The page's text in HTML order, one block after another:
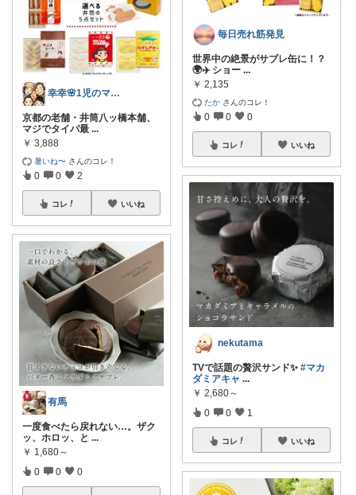
幸幸🌸1児のママ☆毎日を楽&快適に
京都の老舗・井筒八ッ橋本舗、
マジでタイパ最 ...
￥ 3,888
暑いね〜 さんのコレ！
0 0 2
コレ いいね
有馬
一度食べたら戻れない…。ザク
ッ、ホロッ、と ...
￥ 1,680～
0 0 0
毎日売れ筋発見
世界中の絶景がサブレ缶に！？
🌍✈️ ショー ...
￥ 2,135
たか さんのコレ！
0 0 0
コレ いいね
nekutama
TVで話題の贅沢サンド✨ #マカ
ダミアキャ ...
￥ 2,680～
0 0 1
コレ いいね